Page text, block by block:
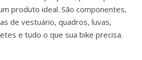
produto ideal. São componentes,
de vestuário, quadros, luvas,
e tudo o que sua bike precisa.